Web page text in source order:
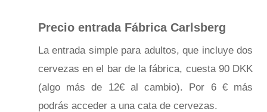
Precio entrada Fábrica Carlsberg
La entrada simple para adultos, que incluye dos
cervezas en el bar de la fábrica, cuesta 90 DKK
(algo más de 12€ al cambio). Por 6 € más
podrás acceder a una cata de cervezas.